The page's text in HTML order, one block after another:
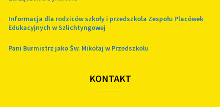
Informacja dla rodziców szkoły i przedszkola Zespołu Placówek
Edukacyjnych w Szlichtyngowej
Pani Burmistrz jako Św. Mikołaj w Przedszkolu
KONTAKT